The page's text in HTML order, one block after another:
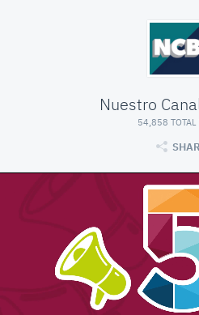
Nuestro
54,858 TOTAL